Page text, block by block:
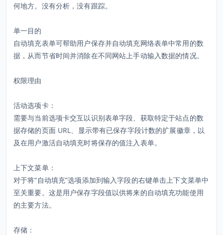
何地方。没有分析，没有跟踪。
单一目的
自动填充表单可帮助用户保存并自动填充网络表单中常用的数
据，从而节省时间并消除在不同网站上手动输入数据的情况。
权限理由
活动选项卡：
需要与当前选项卡交互以识别表单字段、获取特定于站点的数
据存储的页面 URL、显示带有已保存字段计数的扩展徽章，以
及在用户激活自动填充时将保存的值注入表单。
上下文菜单：
对于将“自动填充”选项添加到输入字段的右键单击上下文菜单中
至关重要。这是用户保存字段值以供将来的自动填充功能使用
的主要方法。
存储：